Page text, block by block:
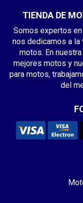
TIENDA DE
Somos expertos
nos dedicamos a la
motos. En
mejores motos y
para motos,
del